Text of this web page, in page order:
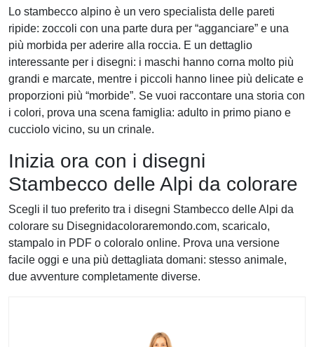
Lo stambecco alpino è un vero specialista delle pareti
ripide: zoccoli con una parte dura per “agganciare” e una
più morbida per aderire alla roccia. E un dettaglio
interessante per i disegni: i maschi hanno corna molto più
grandi e marcate, mentre i piccoli hanno linee più delicate e
proporzioni più “morbide”. Se vuoi raccontare una storia con
i colori, prova una scena famiglia: adulto in primo piano e
cucciolo vicino, su un crinale.
Inizia ora con i disegni
Stambecco delle Alpi da colorare
Scegli il tuo preferito tra i disegni Stambecco delle Alpi da
colorare su Disegnidacoloraremondo.com, scaricalo,
stampalo in PDF o coloralo online. Prova una versione
facile oggi e una più dettagliata domani: stesso animale,
due avventure completamente diverse.